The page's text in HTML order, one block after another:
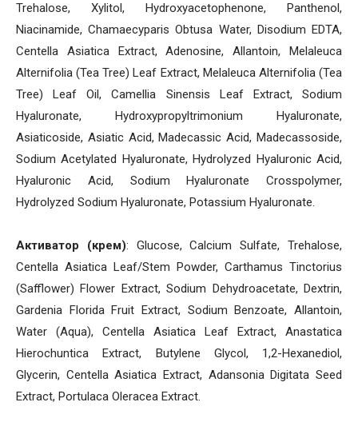
Trehalose, Xylitol, Hydroxyacetophenone, Panthenol,
Niacinamide, Chamaecyparis Obtusa Water, Disodium EDTA,
Centella Asiatica Extract, Adenosine, Allantoin, Melaleuca
Alternifolia (Tea Tree) Leaf Extract, Melaleuca Alternifolia (Tea
Tree) Leaf Oil, Camellia Sinensis Leaf Extract, Sodium
Hyaluronate, Hydroxypropyltrimonium Hyaluronate,
Asiaticoside, Asiatic Acid, Madecassic Acid, Madecassoside,
Sodium Acetylated Hyaluronate, Hydrolyzed Hyaluronic Acid,
Hyaluronic Acid, Sodium Hyaluronate Crosspolymer,
Hydrolyzed Sodium Hyaluronate, Potassium Hyaluronate.
Активатор (крем): Glucose, Calcium Sulfate, Trehalose,
Centella Asiatica Leaf/Stem Powder, Carthamus Tinctorius
(Safflower) Flower Extract, Sodium Dehydroacetate, Dextrin,
Gardenia Florida Fruit Extract, Sodium Benzoate, Allantoin,
Water (Aqua), Centella Asiatica Leaf Extract, Anastatica
Hierochuntica Extract, Butylene Glycol, 1,2-Hexanediol,
Glycerin, Centella Asiatica Extract, Adansonia Digitata Seed
Extract, Portulaca Oleracea Extract.